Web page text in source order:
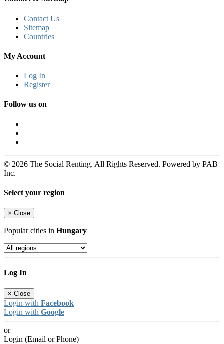
Contact Us
Sitemap
Countries
My Account
Log In
Register
Follow us on
© 2026 The Social Renting. All Rights Reserved. Powered by PAB
Inc.
Select your region
× Close
Popular cities in Hungary
Log In
× Close
Login with Facebook
Login with Google
or
Login (Email or Phone)